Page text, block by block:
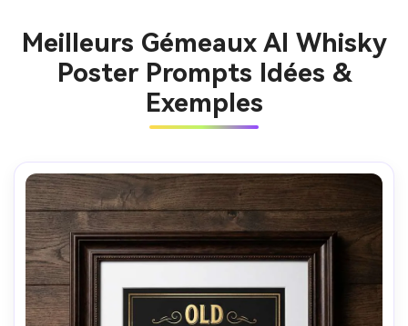
Meilleurs Gémeaux AI Whisky
Poster Prompts Idées &
Exemples